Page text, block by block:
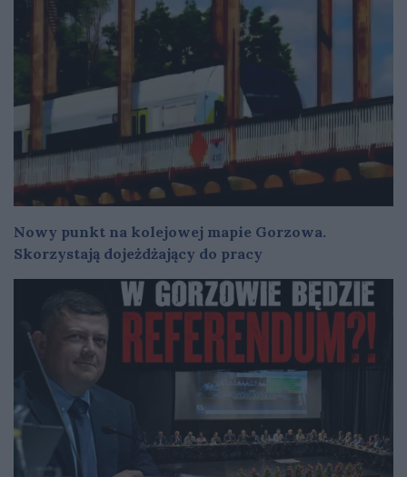
Nowy punkt na kolejowej mapie Gorzowa.
Skorzystają dojeżdżający do pracy